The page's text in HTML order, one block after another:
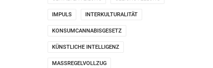
IMPULS INTERKULTURALITÄT
KONSUMCANNABISGESETZ
KÜNSTLICHE INTELLIGENZ
MASSREGELVOLLZUG